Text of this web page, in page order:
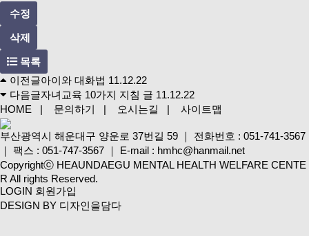
수정
삭제
목록
이전글아이와 대화법 11.12.22
다음글자녀교육 10가지 지침 글 11.12.22
HOME | 문의하기 | 오시는길 | 사이트맵
부산광역시 해운대구 양운로 37번길 59 ｜
전화번호 : 051-741-3567
｜
팩스 : 051-747-3567 ｜
E-mail : hmhc@hanmail.net
Copyrightⓒ HEAUNDAEGU MENTAL HEALTH WELFARE CENTE
R All rights Reserved.
LOGIN 회원가입
DESIGN BY 디자인을담다